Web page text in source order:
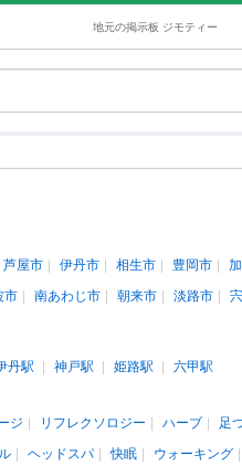
地元の掲示板 ジモティー
芦屋市 伊丹市 相生市 豊岡市
市 南あわじ市 朝来市 淡路市
丹駅 神戸駅 姫路駅
六甲駅
ジ リフレクソロジー ハーブ 足
ヘッドスパ 快眠 ウォーキング